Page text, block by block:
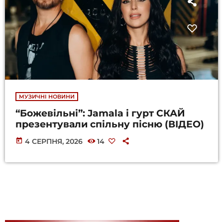
МУЗИЧНІ НОВИНИ
“Божевільні”: Jamala і гурт СКАЙ
презентували спільну пісню (ВІДЕО)
today 4 СЕРПНЯ, 2026 14